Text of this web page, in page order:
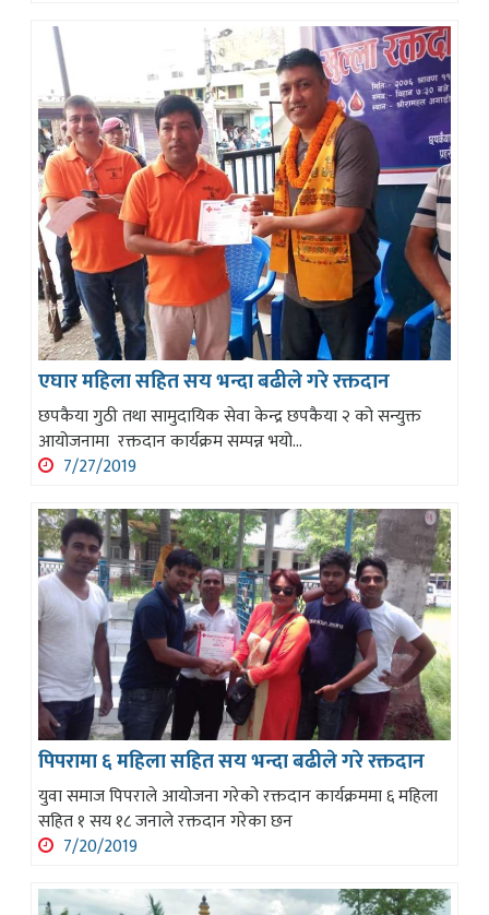
एघार महिला सहित सय भन्दा बढीले गरे रक्तदान
छपकैया गुठी तथा सामुदायिक सेवा केन्द्र छपकैया २ को सन्युक्त
आयोजनामा रक्तदान कार्यक्रम सम्पन्न भयो...
7/27/2019
पिपरामा ६ महिला सहित सय भन्दा बढीले गरे रक्तदान
युवा समाज पिपराले आयोजना गरेको रक्तदान कार्यक्रममा ६ महिला
सहित १ सय १८ जनाले रक्तदान गरेका छन
7/20/2019